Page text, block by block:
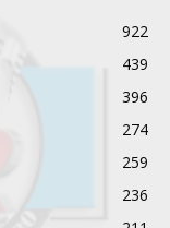
922
439
396
274
259
236